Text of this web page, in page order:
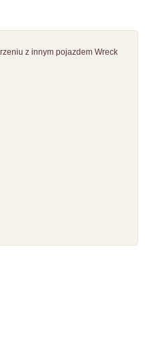
z innym pojazdem Wreck